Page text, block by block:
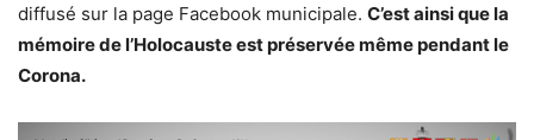
diffusé sur la page Facebook municipale. C’est ainsi que la
mémoire de l’Holocauste est préservée même pendant le
Corona.